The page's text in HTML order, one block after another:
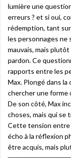
lumière une
erreurs ? et si oui,
rédemption, tant
les personnages
mauvais, mais
pardon. Ce
rapports entre les
Max. Plongé dans
chercher une forme
De son côté, Max
choses, mais qui se
Cette tension
écho à la réflexion
être acquis, mais